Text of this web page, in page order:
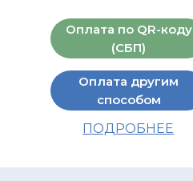
ПОДРОБНЕЕ
Оплата другим
способом
Оплата по QR-коду
(СБП)